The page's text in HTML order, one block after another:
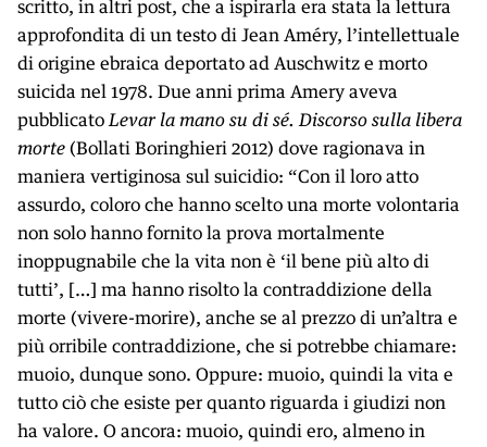
scritto, in altri post, che a ispirarla era stata la lettura
approfondita di un testo di Jean Améry, l’intellettuale
di origine ebraica deportato ad Auschwitz e morto
suicida nel 1978. Due anni prima Amery aveva
pubblicatoLevar la mano su di sé. Discorso sulla libera
morte (Bollati Boringhieri 2012) dove ragionava in
maniera vertiginosa sul suicidio: “Con il loro atto
assurdo, coloro che hanno scelto una morte volontaria
non solo hanno fornito la prova mortalmente
inoppugnabile che la vita non è ‘il bene più alto di
tutti’, […] ma hanno risolto la contraddizione della
morte (vivere-morire), anche se al prezzo di un’altra e
più orribile contraddizione, che si potrebbe chiamare:
muoio, dunque sono. Oppure: muoio, quindi la vita e
tutto ciò che esiste per quanto riguarda i giudizi non
ha valore. O ancora: muoio, quindi ero, almeno in